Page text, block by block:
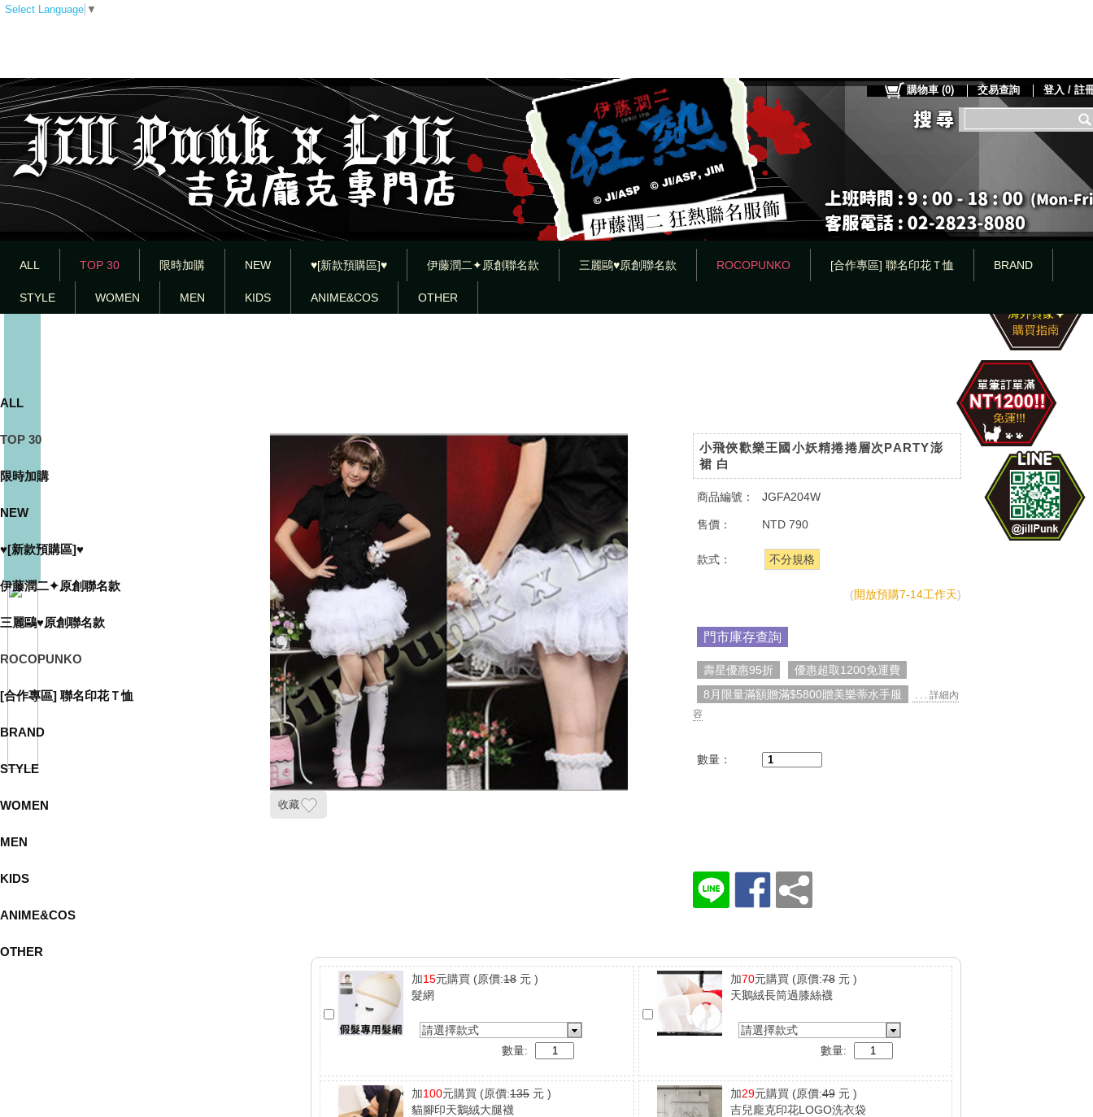
Select Language ▼
ALL TOP 30 限時加購 NEW ♥[新款預購區]♥ 伊藤潤二✦原創聯名款 三麗鷗♥原創聯名款 ROCOPUNKO [合作專區] 聯名印花Ｔ恤 BRAND
STYLE WOMEN MEN KIDS ANIME&COS OTHER
購物車 (0) 交易查詢 登入 / 註
ALL
TOP 30
限時加購
NEW
♥[新款預購區]♥
伊藤潤二✦原創聯名款
三麗鷗♥原創聯名款
ROCOPUNKO
[合作專區] 聯名印花Ｔ恤
BRAND
STYLE
WOMEN
MEN
KIDS
ANIME&COS
OTHER
收藏
小飛俠歡樂王國小妖精捲捲層次PARTY澎
裙 白
商品編號： JGFA204W
售價： NTD 790
款式： 不分規格
(開放預購7-14工作天)
門市庫存查詢
壽星優惠95折
優惠超取1200免運費
8月限量滿額贈滿$5800贈美樂蒂水手服
. . . 詳細內
容
數量：
加15元購買 (原價:18 元 )
髮網
請選擇款式
數量:
加70元購買 (原價:78元 )
天鵝絨長筒過膝絲襪
請選擇款式
數量:
加100元購買 (原價:135 元 )
貓腳印天鵝絨大腿襪
加29元購買 (原價:49元 )
吉兒龐克印花LOGO洗衣袋